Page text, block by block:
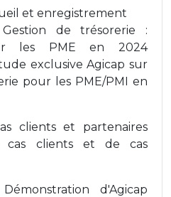
et enregistrement
de trésorerie :
les PME en 2024
exclusive Agicap sur
pour les PME/PMI en
clients et partenaires
cas clients et de cas
d'Agicap